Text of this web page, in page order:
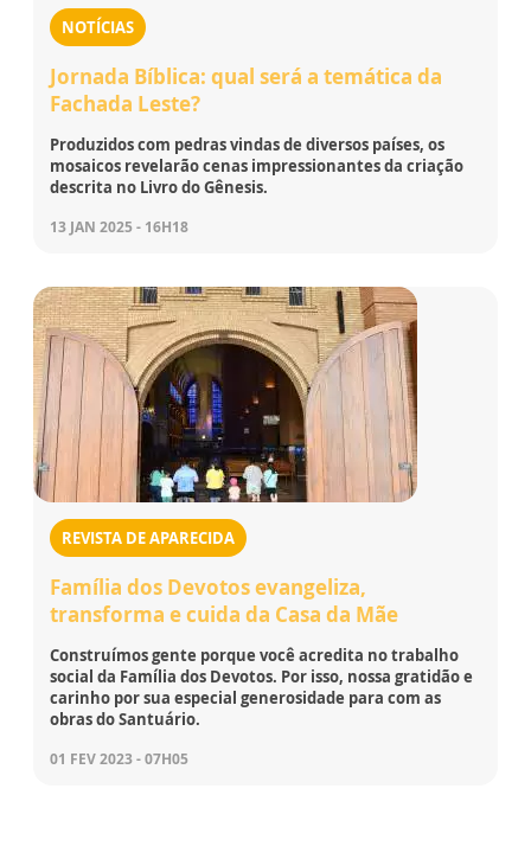
NOTÍCIAS
Jornada Bíblica: qual será a temática da
Fachada Leste?
Produzidos com pedras vindas de diversos países, os
mosaicos revelarão cenas impressionantes da criação
descrita no Livro do Gênesis.
13 JAN 2025 - 16H18
REVISTA DE APARECIDA
Família dos Devotos evangeliza,
transforma e cuida da Casa da Mãe
Construímos gente porque você acredita no trabalho
social da Família dos Devotos. Por isso, nossa gratidão e
carinho por sua especial generosidade para com as
obras do Santuário.
01 FEV 2023 - 07H05